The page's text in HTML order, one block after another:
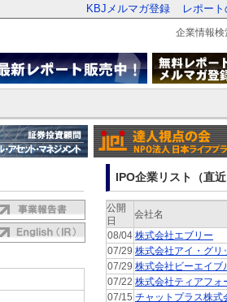
KBJメルマガ登録 レポー
企業情報検
IPO企業リスト（直近
公開
日
会社名
08/04 株式会社エブリー
07/29 株式会社アイ・グリ
07/29 株式会社ビーエイブ
07/22 株式会社ティアフォ
07/15 チャットプラス株式